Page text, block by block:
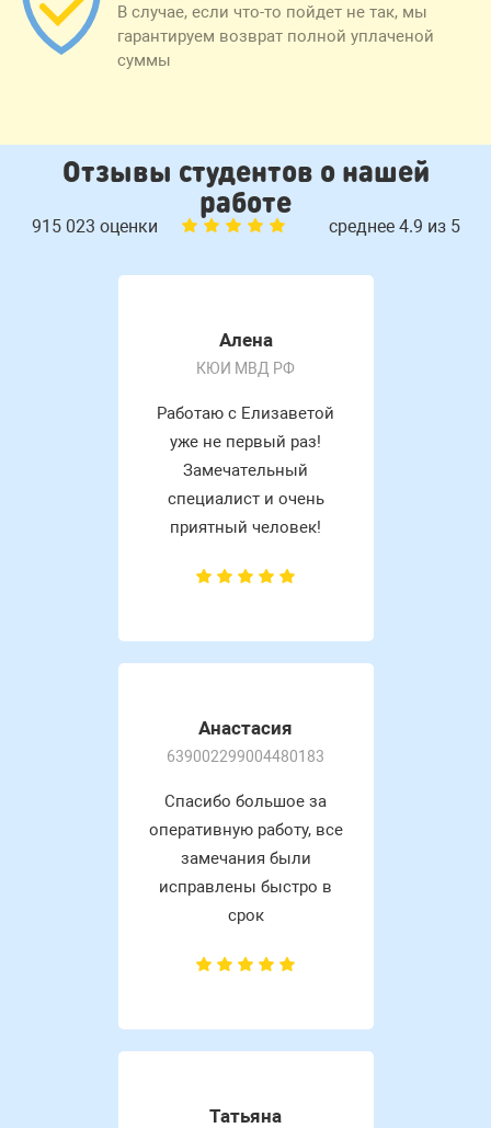
В случае, если что-то пойдет не так, мы
гарантируем возврат полной уплаченой
суммы
Отзывы студентов о нашей
работе
915 023 оценки среднее 4.9 из 5
Алена
КЮИ МВД РФ
Работаю с Елизаветой
уже не первый раз!
Замечательный
специалист и очень
приятный человек!
Анастасия
639002299004480183
Спасибо большое за
оперативную работу, все
замечания были
исправлены быстро в
срок
Татьяна